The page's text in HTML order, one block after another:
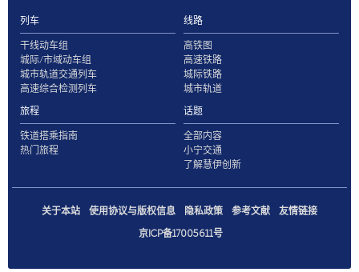
列车
干线动车组
城际/市域动车组
城市轨道交通列车
高速综合检测列车
线路
高铁图
高速铁路
城际铁路
城市轨道
旅程
铁道搭乘指南
热门旅程
话题
全部内容
小宁交通
了解慧伊创新
关于本站 使用协议与版权信息 隐私政策 参考文献
友情链接
京ICP备17005611号